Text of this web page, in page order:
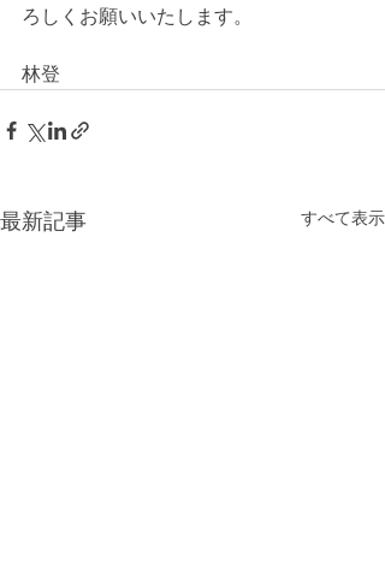
ろしくお願いいたします。
林登
最新記事 すべて表示